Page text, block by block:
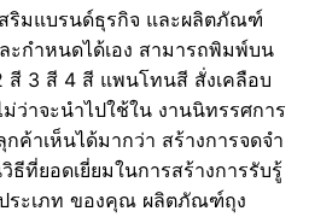
สริมแบรนด์ธุรกิจ และผลิตภัณฑ์
กำหนดได้เอง สามารถพิมพ์บน
สี 3 สี 4 สี แพนโทนสี สั่งเคลือบ
ว่าจะนำไปใช้ใน งานนิทรรศการ
ค้าเห็นได้มากว่า สร้างการจดจำ
ธีที่ยอดเยี่ยมในการสร้างการรับรู้
ะเภท ของคุณ ผลิตภัณฑ์ถุง